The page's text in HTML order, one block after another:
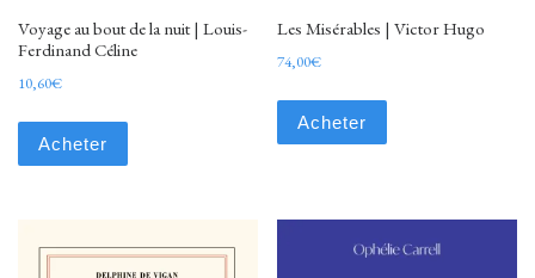
Voyage au bout de la nuit | Louis-
Ferdinand Céline
10,60€
Acheter
Les Misérables | Victor Hugo
74,00€
Acheter